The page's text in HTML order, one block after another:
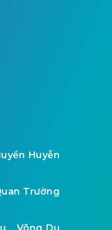
Huyễn
Trường